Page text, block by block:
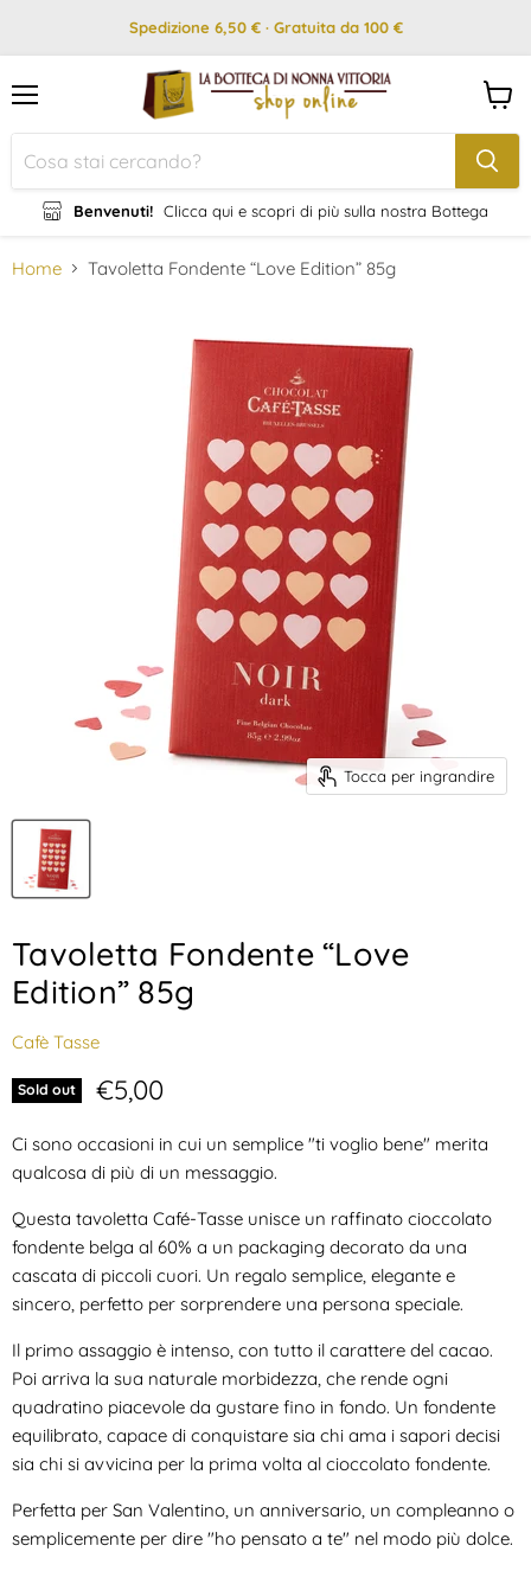
Spedizione 6,50 € · Gratuita da 100 €
Benvenuti! Clicca qui e scopri di più sulla nostra Bottega
il
Home Tavoletta Fondente “Love Edition” 85g
Tocca per ingrandire
Tavoletta Fondente “Love
Edition” 85g
Cafè Tasse
Sold out Prezzo attuale
€5,00
Ci sono occasioni in cui un semplice "ti voglio bene" merita
qualcosa di più di un messaggio.
Questa tavoletta Café-Tasse unisce un raffinato cioccolato
fondente belga al 60% a un packaging decorato da una
cascata di piccoli cuori. Un regalo semplice, elegante e
sincero, perfetto per sorprendere una persona speciale.
Il primo assaggio è intenso, con tutto il carattere del cacao.
Poi arriva la sua naturale morbidezza, che rende ogni
quadratino piacevole da gustare fino in fondo. Un fondente
equilibrato, capace di conquistare sia chi ama i sapori decisi
sia chi si avvicina per la prima volta al cioccolato fondente.
Perfetta per San Valentino, un anniversario, un compleanno o
semplicemente per dire "ho pensato a te" nel modo più dolce.